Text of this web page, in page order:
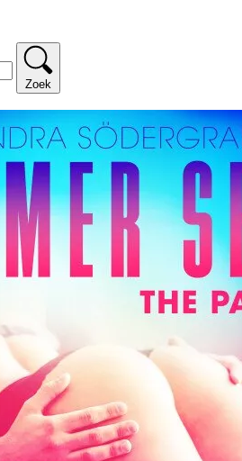
Zoek